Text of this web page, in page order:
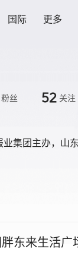
国际 更多
粉丝 52 关注
集团主办，山
东来生活广